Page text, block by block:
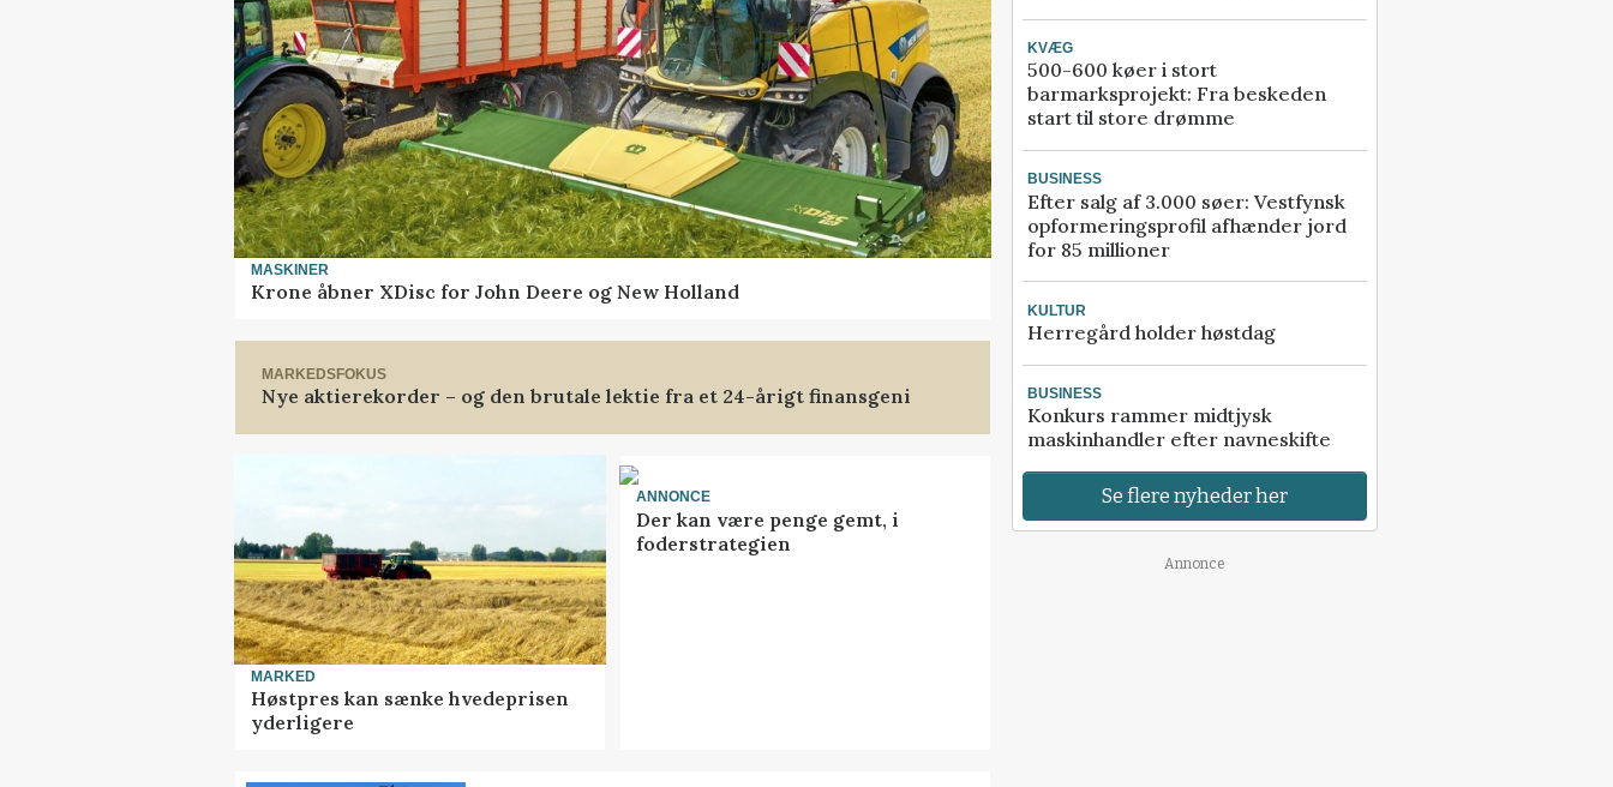
MASKINER
Krone åbner XDisc for John Deere og New Holland
MARKEDSFOKUS
Nye aktierekorder – og den brutale lektie fra et 24-årigt finansgeni
MARKED
Høstpres kan sænke hvedeprisen
yderligere
ANNONCE
Der kan være penge gemt, i
foderstrategien
KVÆG
500-600 køer i stort
barmarksprojekt: Fra beskeden
start til store drømme
BUSINESS
Efter salg af 3.000 søer: Vestfynsk
opformeringsprofil afhænder jord
for 85 millioner
KULTUR
Herregård holder høstdag
BUSINESS
Konkurs rammer midtjysk
maskinhandler efter navneskifte
Se flere nyheder her
Annonce